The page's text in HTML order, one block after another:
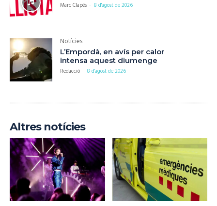
Marc Clapés - 8 d'agost de 2026
Notícies
L’Empordà, en avís per calor
intensa aquest diumenge
Redacció - 8 d'agost de 2026
Altres notícies